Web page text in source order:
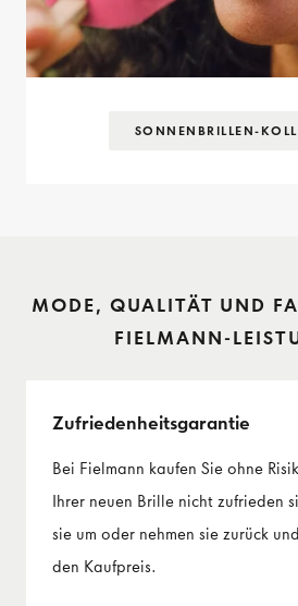
SONNENBRILLEN-
MODE, QUALITÄT UND
FIELMANN-
Zufriedenheits­garantie
Bei Fielmann kaufen Sie ohne
Ihrer neuen Brille nicht zufrieden
sie um oder nehmen sie zurück
den Kaufpreis.